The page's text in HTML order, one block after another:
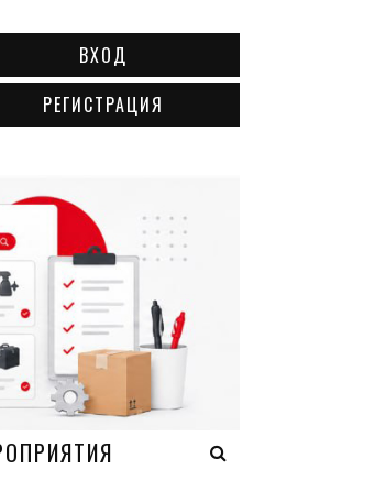
ВХОД
РЕГИСТРАЦИЯ